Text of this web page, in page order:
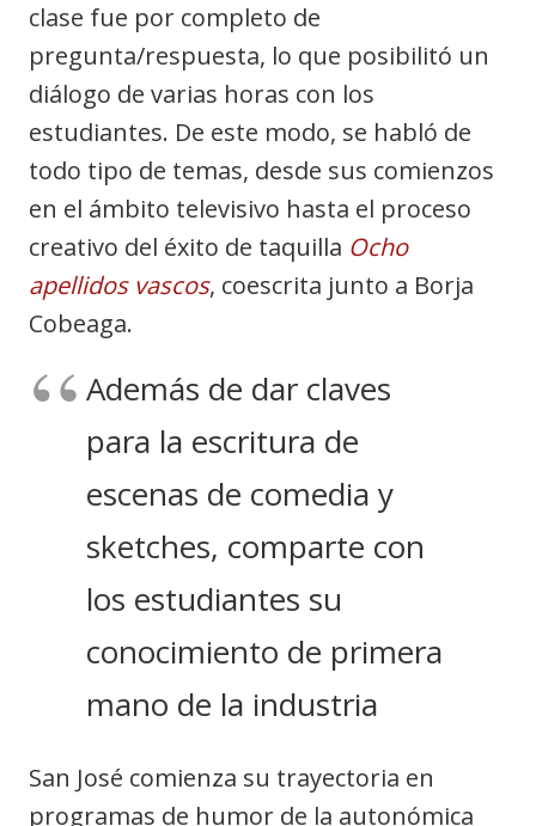
clase fue por completo de
pregunta/respuesta, lo que posibilitó un
diálogo de varias horas con los
estudiantes. De este modo, se habló de
todo tipo de temas, desde sus comienzos
en el ámbito televisivo hasta el proceso
creativo del éxito de taquilla Ocho
apellidos vascos, coescrita junto a Borja
Cobeaga.
Además de dar claves
para la escritura de
escenas de comedia y
sketches, comparte con
los estudiantes su
conocimiento de primera
mano de la industria
San José comienza su trayectoria en
programas de humor de la autonómica